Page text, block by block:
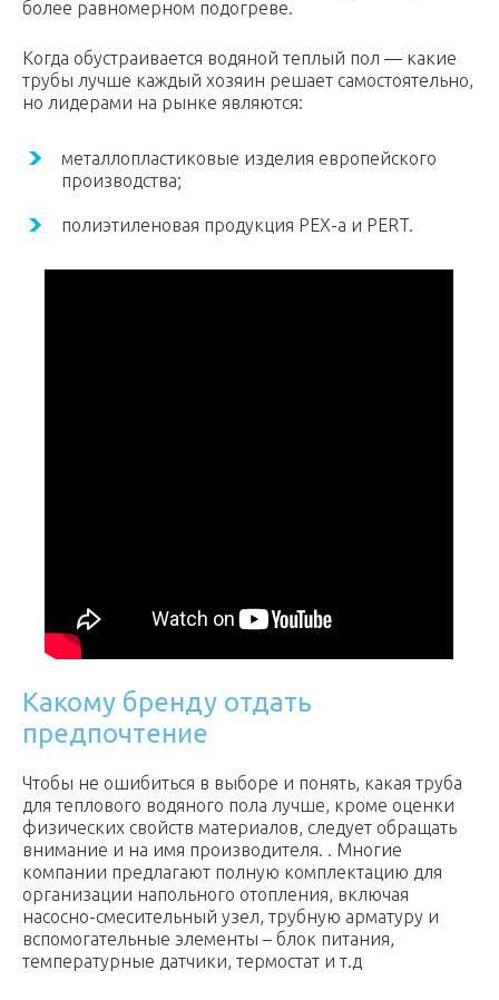
более равномерном подогреве.
Когда обустраивается водяной теплый пол — какие
трубы лучше каждый хозяин решает самостоятельно,
но лидерами на рынке являются:
металлопластиковые изделия европейского
производства;
полиэтиленовая продукция PEX-a и PERT.
Какому бренду отдать
предпочтение
Чтобы не ошибиться в выборе и понять, какая труба
для теплового водяного пола лучше, кроме оценки
физических свойств материалов, следует обращать
внимание и на имя производителя. . Многие
компании предлагают полную комплектацию для
организации напольного отопления, включая
насосно-смесительный узел, трубную арматуру и
вспомогательные элементы – блок питания,
температурные датчики, термостат и т.д